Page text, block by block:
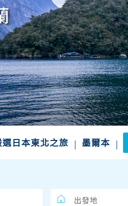
選日本東北之旅 墨爾本
出發地